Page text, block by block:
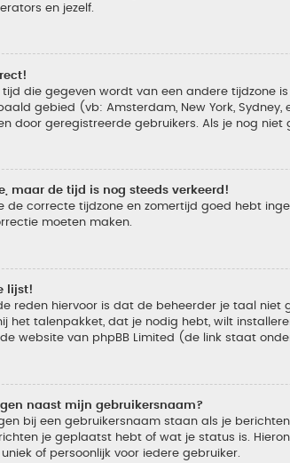
en jezelf.
die gegeven wordt van een andere tijdzone
gebied (vb: Amsterdam, New York,
door geregistreerde gebruikers. Als je nog
maar de tijd is nog steeds verkeerd!
de correcte tijdzone en zomertijd goed hebt
moeten maken.
lijst!
reden hiervoor is dat de beheerder je taal
het talenpakket, dat je nodig hebt, wilt
website van phpBB Limited (de link staat
naast mijn gebruikersnaam?
bij een gebruikersnaam staan als je
je geplaatst hebt of wat je status is.
of persoonlijk voor iedere gebruiker.